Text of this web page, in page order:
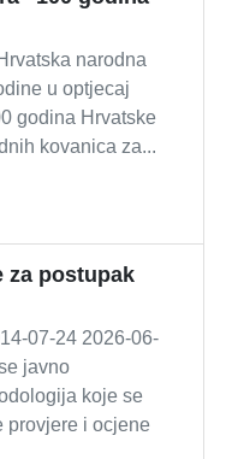
narodna
u optjecaj
godina Hrvatske
kovanica za...
za postupak
07-24 2026-06-
javno
koje se
provjere i ocjene